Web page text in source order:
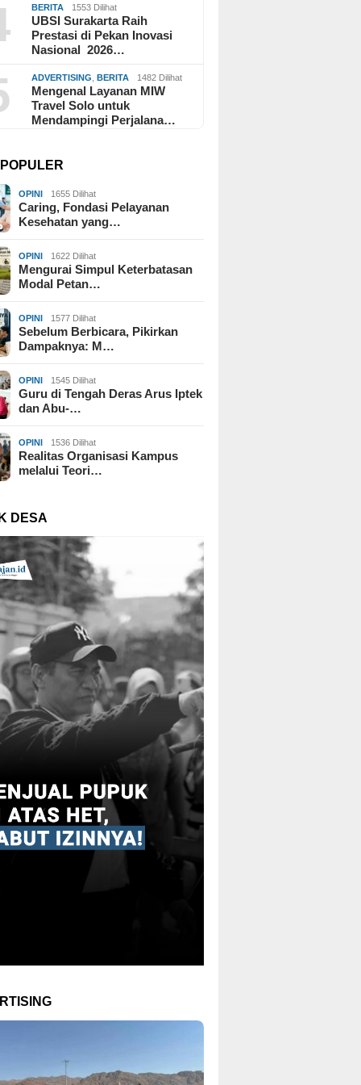
BERITA 1553 Dilihat
UBSI Surakarta Raih
Prestasi di Pekan Inovasi
Nasional 2026…
ADVERTISING ,BERITA 1482 Dilihat
Mengenal Layanan MIW
Travel Solo untuk
Mendampingi Perjalana…
OPINI 1655 Dilihat
Caring, Fondasi Pelayanan
Kesehatan yang…
OPINI 1622 Dilihat
Mengurai Simpul Keterbatasan
Modal Petan…
OPINI 1577 Dilihat
Sebelum Berbicara, Pikirkan
Dampaknya: M…
OPINI 1545 Dilihat
Guru di Tengah Deras Arus Iptek
dan Abu-…
OPINI 1536 Dilihat
Realitas Organisasi Kampus
melalui Teori…
DESA